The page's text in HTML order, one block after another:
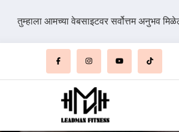
तुम्हाला आमच्या वेबसाइटवर सर्वोत्तम अनुभव